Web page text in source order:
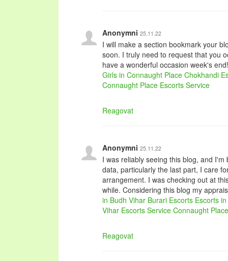
Anonymni 25.11.22
I will make a section bookmark your
soon. I truly need to request that you
have a wonderful occasion week's
Girls in Connaught Place Chokhandi
Connaught Place Escorts Service
Reagovat
Anonymni 25.11.22
I was reliably seeing this blog, and
data, particularly the last part, I care
arrangement. I was checking out at
while. Considering this blog my
in Budh Vihar Burari Escorts Escorts
Vihar Escorts Service Connaught
Reagovat